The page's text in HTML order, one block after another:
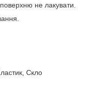
не лакувати.
Скло